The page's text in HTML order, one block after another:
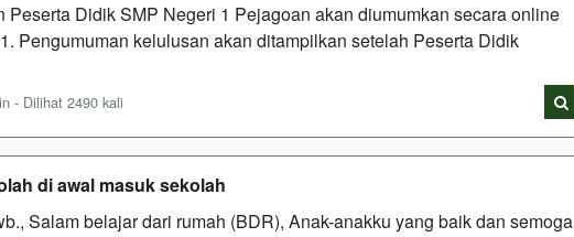
Peserta Didik SMP Negeri 1 Pejagoan akan diumumkan secara online
Pengumuman kelulusan akan ditampilkan setelah Peserta Didik
- Dilihat 2490 kali
di awal masuk sekolah
Salam belajar dari rumah (BDR), Anak-anakku yang baik dan semoga